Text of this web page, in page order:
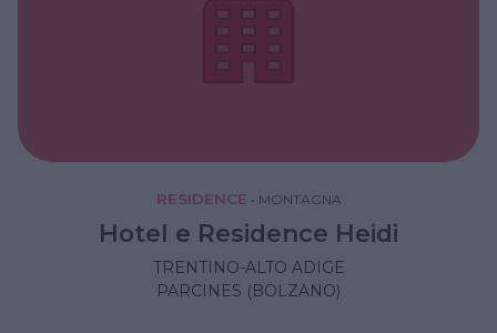
RESIDENCE • MONTAGNA
Hotel e Residence Heidi
TRENTINO-ALTO ADIGE
PARCINES (BOLZANO)